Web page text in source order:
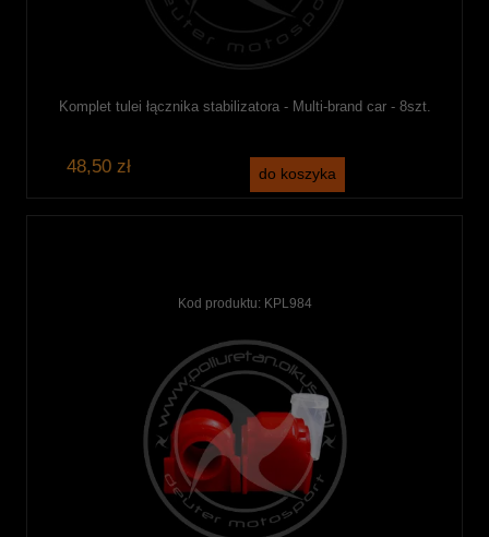
Komplet tulei łącznika stabilizatora - Multi-brand car - 8szt.
48,50 zł do koszyka
Kod produktu: KPL984